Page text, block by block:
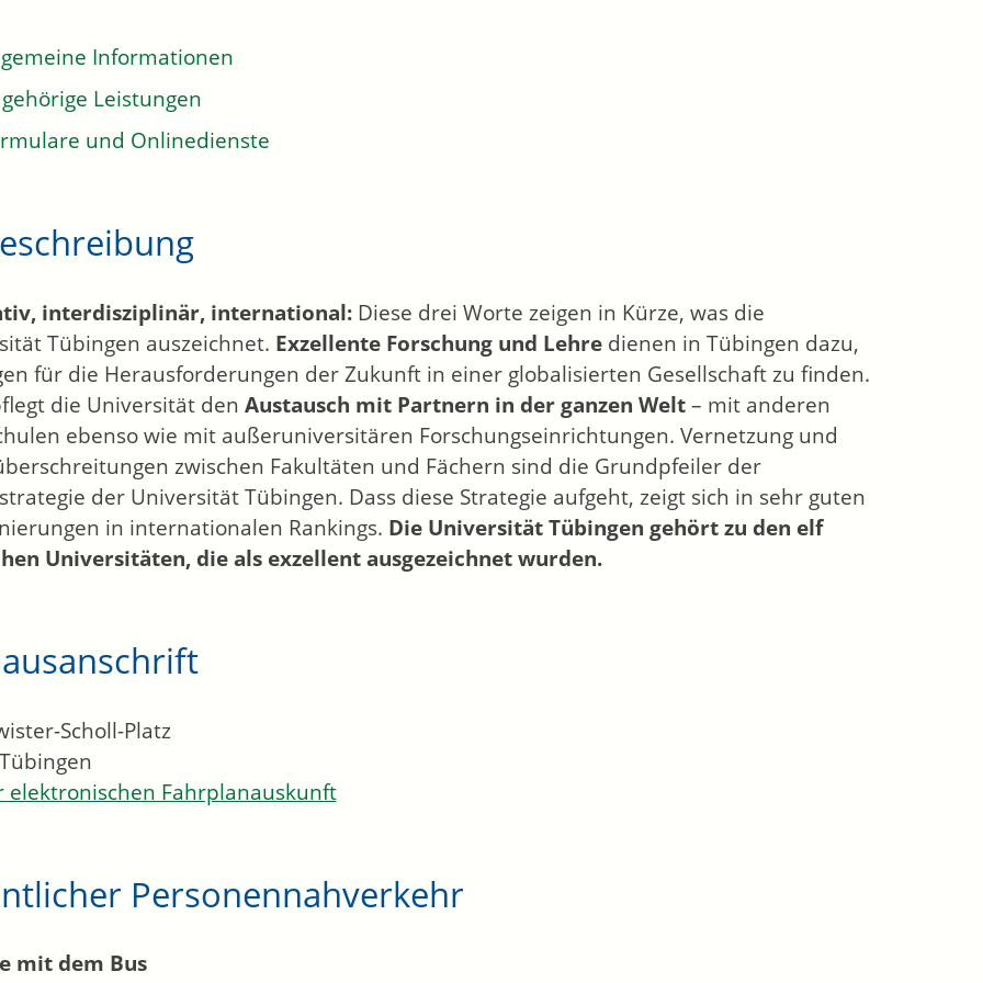
Informationen
Leistungen
und Onlinedienste
interdisziplinär, international: Diese drei Worte zeigen in Kürze, was die
Tübingen auszeichnet. Exzellente Forschung und Lehre dienen in Tübingen dazu,
für die Herausforderungen der Zukunft in einer globalisierten Gesellschaft zu finden.
die Universität den Austausch mit Partnern in der ganzen Welt– mit anderen
ebenso wie mit außeruniversitären Forschungseinrichtungen. Vernetzung und
zwischen Fakultäten und Fächern sind die Grundpfeiler der
der Universität Tübingen. Dass diese Strategie aufgeht, zeigt sich in sehr guten
in internationalen Rankings. Die Universität Tübingen gehört zu den elf
Universitäten, die als exzellent ausgezeichnet wurden.
Scholl-Platz
Tübingen
Fahrplanauskunft
Personennahverkehr
mit dem Bus